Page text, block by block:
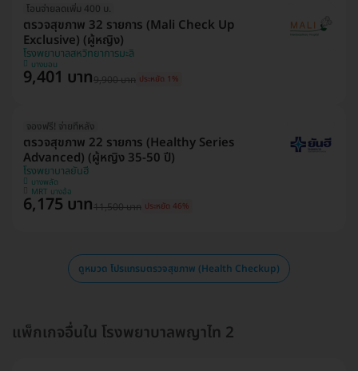
โอนจ่ายลดเพิ่ม 400 บ.
ตรวจสุขภาพ 32 รายการ (Mali Check Up
Exclusive) (ผู้หญิง)
โรงพยาบาลสหวิทยาการมะลิ
บางบอน
9,401 บาท9,900 บาท ประหยัด 1%
จองฟรี! จ่ายทีหลัง
ตรวจสุขภาพ 22 รายการ (Healthy Series
Advanced) (ผู้หญิง 35-50 ปี)
โรงพยาบาลยันฮี
บางพลัด
MRT บางอ้อ
6,175 บาท11,500 บาท ประหยัด 46%
ดูหมวด โปรแกรมตรวจสุขภาพ (Health Checkup)
แพ็กเกจอื่นใน โรงพยาบาลพญาไท 2